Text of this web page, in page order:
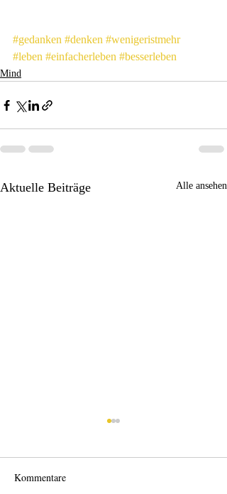
#gedanken #denken #wenigeristmehr
#leben #einfacherleben #besserleben
Mind
Aktuelle Beiträge Alle ansehen
Kommentare